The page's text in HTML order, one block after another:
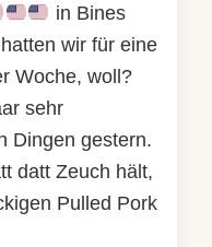
in Bines
wir für eine
Woche, woll?
sehr
Dingen gestern.
datt Zeuch hält,
Pulled Pork